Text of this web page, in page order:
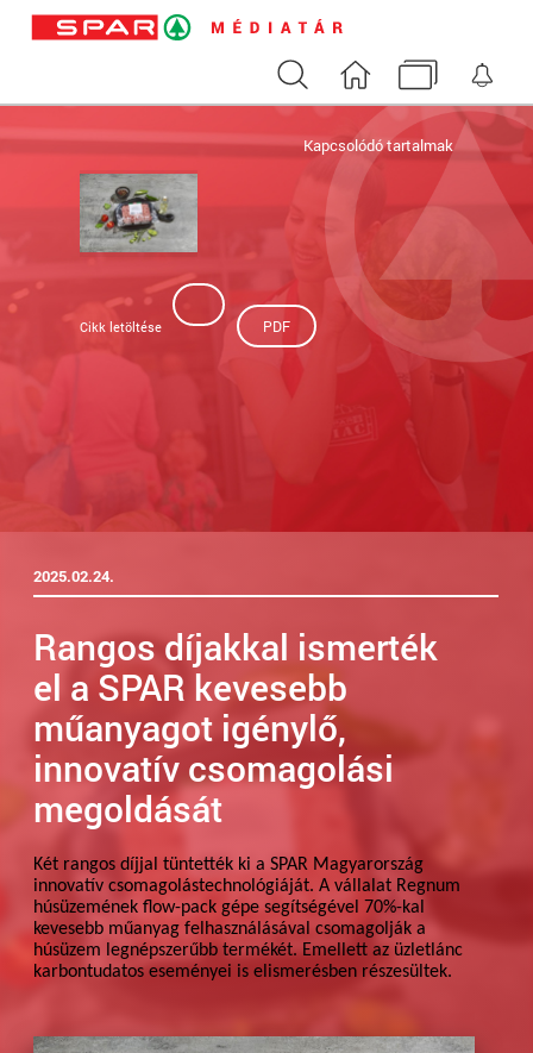
Keresés Nyitóoldal Médiatár
Kapcsolódó tartalmak
Cikk letöltése PDF
2025.02.24.
Rangos díjakkal ismerték
el a SPAR kevesebb
műanyagot igénylő,
innovatív csomagolási
megoldását
Két rangos díjjal tüntették ki a SPAR Magyarország
innovatív csomagolástechnológiáját. A vállalat Regnum
húsüzemének flow-pack gépe segítségével 70%-kal
kevesebb műanyag felhasználásával csomagolják a
húsüzem legnépszerűbb termékét. Emellett az üzletlánc
karbontudatos eseményei is elismerésben részesültek.